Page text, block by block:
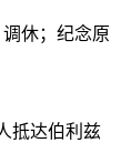
调休；纪念原
抵达伯利兹